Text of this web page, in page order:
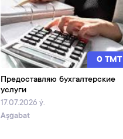
0 TMT
Предоставляю бухгалтерские
услуги
17.07.2026 ý.
Aşgabat